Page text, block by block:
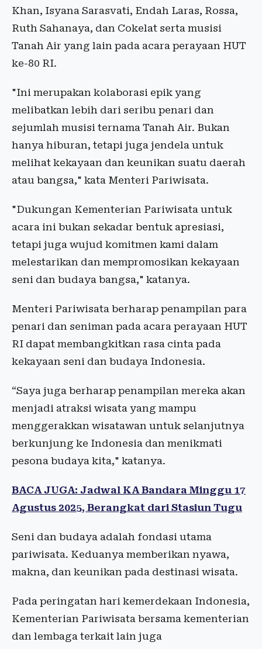
Khan, Isyana Sarasvati, Endah Laras, Rossa,
Ruth Sahanaya, dan Cokelat serta musisi
Tanah Air yang lain pada acara perayaan HUT
ke-80 RI.
"Ini merupakan kolaborasi epik yang
melibatkan lebih dari seribu penari dan
sejumlah musisi ternama Tanah Air. Bukan
hanya hiburan, tetapi juga jendela untuk
melihat kekayaan dan keunikan suatu daerah
atau bangsa," kata Menteri Pariwisata.
"Dukungan Kementerian Pariwisata untuk
acara ini bukan sekadar bentuk apresiasi,
tetapi juga wujud komitmen kami dalam
melestarikan dan mempromosikan kekayaan
seni dan budaya bangsa," katanya.
Menteri Pariwisata berharap penampilan para
penari dan seniman pada acara perayaan HUT
RI dapat membangkitkan rasa cinta pada
kekayaan seni dan budaya Indonesia.
“Saya juga berharap penampilan mereka akan
menjadi atraksi wisata yang mampu
menggerakkan wisatawan untuk selanjutnya
berkunjung ke Indonesia dan menikmati
pesona budaya kita," katanya.
BACA JUGA: Jadwal KA Bandara Minggu 17
Agustus 2025, Berangkat dari Stasiun Tugu
Seni dan budaya adalah fondasi utama
pariwisata. Keduanya memberikan nyawa,
makna, dan keunikan pada destinasi wisata.
Pada peringatan hari kemerdekaan Indonesia,
Kementerian Pariwisata bersama kementerian
dan lembaga terkait lain juga